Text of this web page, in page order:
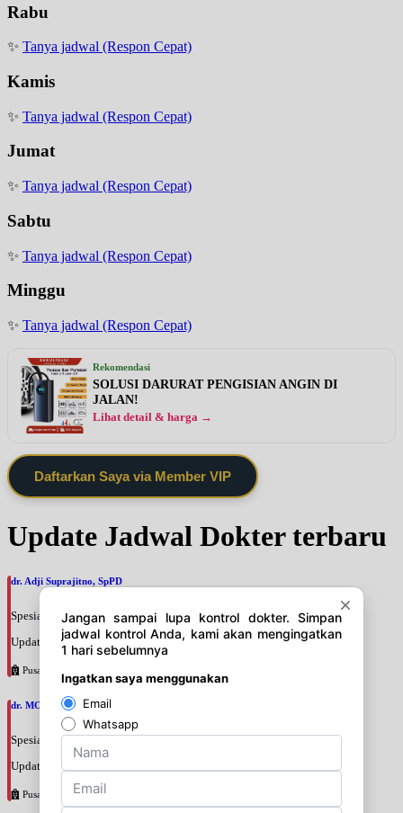
Rabu
✨ Tanya jadwal (Respon Cepat)
Kamis
✨ Tanya jadwal (Respon Cepat)
Jumat
✨ Tanya jadwal (Respon Cepat)
Sabtu
✨ Tanya jadwal (Respon Cepat)
Minggu
✨ Tanya jadwal (Respon Cepat)
Rekomendasi
SOLUSI DARURAT PENGISIAN ANGIN DI
JALAN!
Lihat detail & harga →
Daftarkan Saya via Member VIP
Update Jadwal Dokter terbaru
dr. Adji Suprajitno, SpPD
Spesialis: Penyakit Dalam
Update terakhir: 2026-08-07 20:37:59
Pusat Pertamina
dr. MOCHAMAD PASHA, SpPD
Spesialis: Penyakit Dalam
Update terakhir: 2026-08-07 20:35:45
Pusat Pertamina